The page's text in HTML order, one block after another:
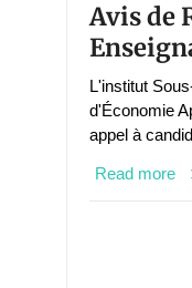
Avis de
L'institut
d'Économie
appel à
Read more